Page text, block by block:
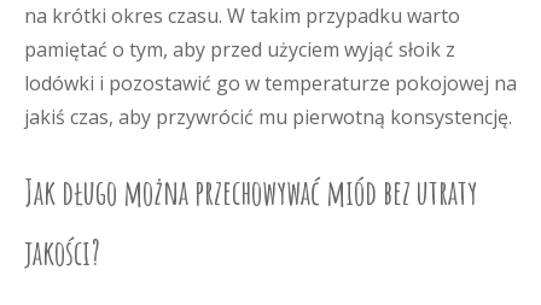
na krótki okres czasu. W takim przypadku warto
pamiętać o tym, aby przed użyciem wyjąć słoik z
lodówki i pozostawić go w temperaturze pokojowej na
jakiś czas, aby przywrócić mu pierwotną konsystencję.
Jak długo można przechowywać miód bez utraty
jakości?